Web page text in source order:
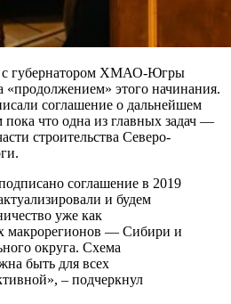
с губернатором ХМАО-Югры
«продолжением» этого начинания.
соглашение о дальнейшем
пока что одна из главных задач —
строительства Северо-
соглашение в 2019
и будем
уже как
макрорегионов — Сибири и
округа. Схема
быть для всех
– подчеркнул